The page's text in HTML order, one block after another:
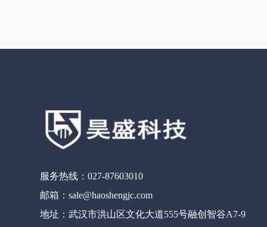
服务热线：027-87603010
邮箱：sale@haoshengjc.com
地址：武汉市洪山区文化大道555号融创智谷A7-9